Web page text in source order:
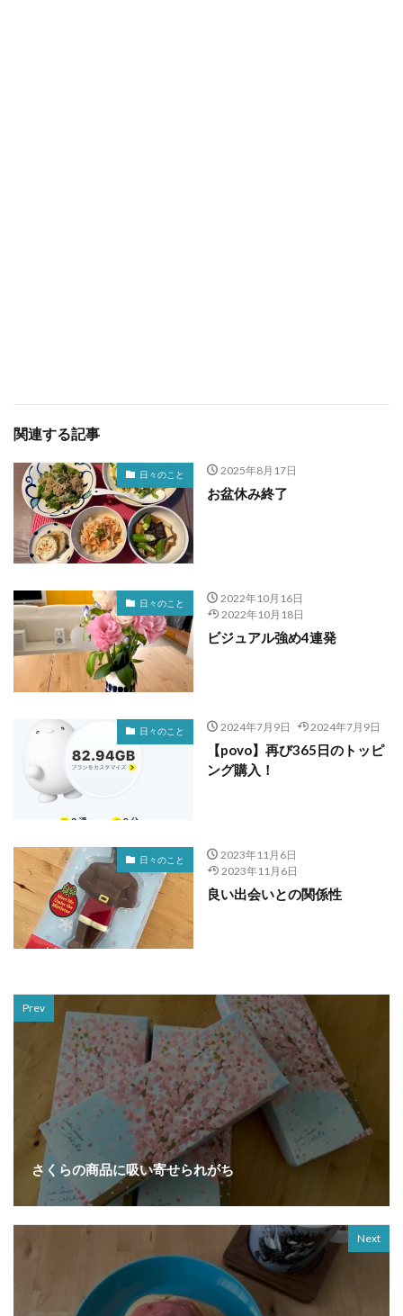
関連する記事
日々のこと 2025年8月17日
お盆休み終了
日々のこと
2022年10月16日
2022年10月18日
ビジュアル強め4連発
日々のこと 2024年7月9日 2024年7月9日
【povo】再び365日のトッピ
ング購入！
日々のこと
2023年11月6日
2023年11月6日
良い出会いとの関係性
Prev
さくらの商品に吸い寄せられがち
Next